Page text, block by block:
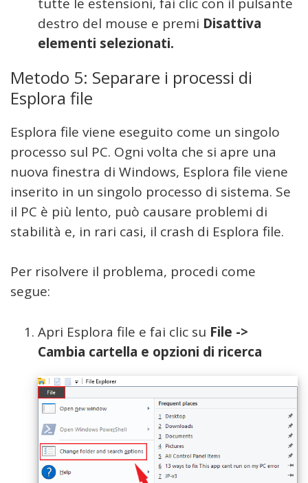
destro del mouse e premi Disattiva
elementi selezionati.
Metodo 5: Separare i processi di
Esplora file
Esplora file viene eseguito come un singolo
processo sul PC. Ogni volta che si apre una
nuova finestra di Windows, Esplora file viene
inserito in un singolo processo di sistema. Se
il PC è più lento, può causare problemi di
stabilità e, in rari casi, il crash di Esplora file.
Per risolvere il problema, procedi come
segue:
Apri Esplora file e fai clic su File ->
Cambia cartella e opzioni di ricerca